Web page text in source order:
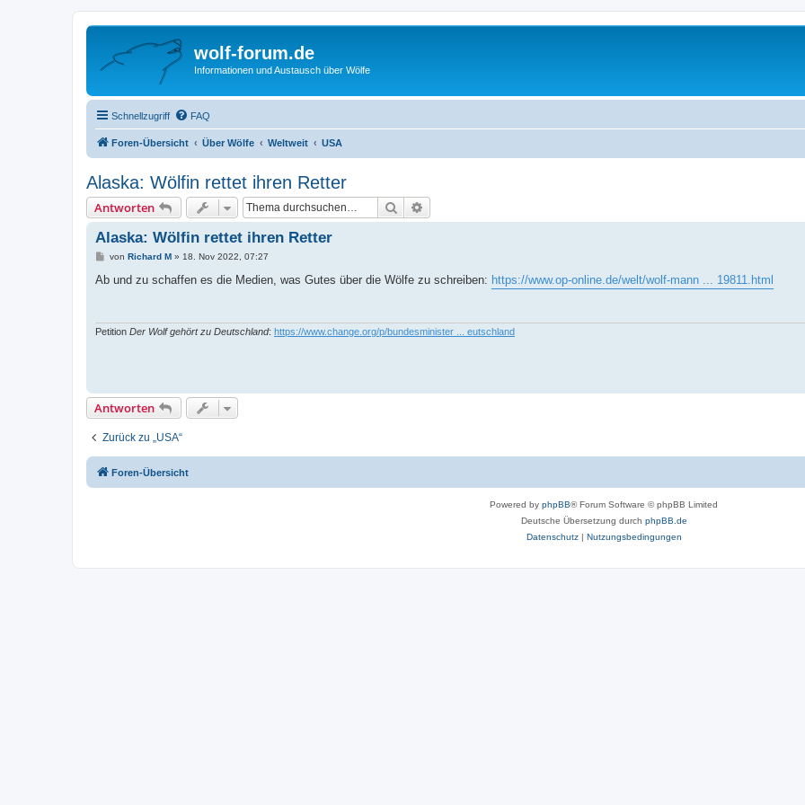
wolf-forum.de
Informationen und Austausch über Wölfe
Schnellzugriff FAQ
Foren-Übersicht Über Wölfe Weltweit USA
Alaska: Wölfin rettet ihren Retter
Antworten Suche
Alaska: Wölfin rettet ihren Retter
B
i
von Richard M» 18. Nov 2022, 07:27
Ab und zu schaffen es die Medien, was Gutes über die Wölfe zu schreiben: https://www.op-online.de/welt/wolf-mann ... 19811.html
Petition Der Wolf gehört zu Deutschland: https://www.change.org/p/bundesminister ... eutschland
Antworten
Zurück zu „USA“
Foren-Übersicht
Powered by phpBB® Forum Software © phpBB Limited
Deutsche Übersetzung durch phpBB.de
Datenschutz| Nutzungsbedingungen